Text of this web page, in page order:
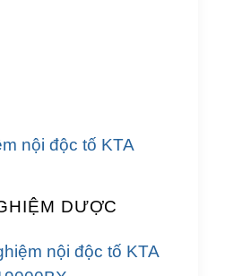
DƯỢC
nội độc tố KTA